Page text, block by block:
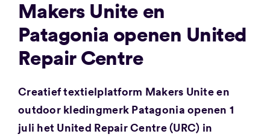
Makers Unite en
Patagonia openen United
Repair Centre
Creatief textielplatform Makers Unite en
outdoor kledingmerk Patagonia openen 1
juli het United Repair Centre (URC) in